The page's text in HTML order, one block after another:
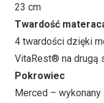
23 cm
Twardość
4 twardości dzięki
VitaRest® na drugą
Pokrowiec
Merced –